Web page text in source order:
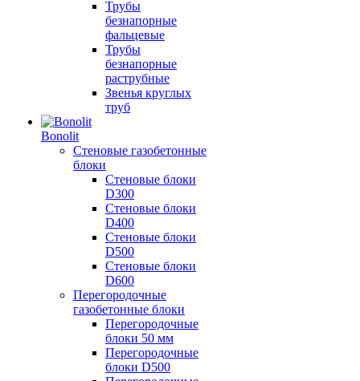
Трубы
безнапорные
фальцевые
Трубы
безнапорные
раструбные
Звенья круглых
труб
Bonolit
Стеновые газобетонные
блоки
Стеновые блоки
D300
Стеновые блоки
D400
Стеновые блоки
D500
Стеновые блоки
D600
Перегородочные
газобетонные блоки
Перегородочные
блоки 50 мм
Перегородочные
блоки D500